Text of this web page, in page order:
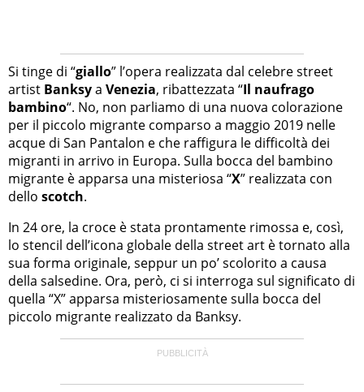
Si tinge di “giallo” l’opera realizzata dal celebre street
artist Banksya Venezia, ribattezzata “Il naufrago
bambino“. No, non parliamo di una nuova colorazione
per il piccolo migrante comparso a maggio 2019 nelle
acque di San Pantalon e che raffigura le difficoltà dei
migranti in arrivo in Europa. Sulla bocca del bambino
migrante è apparsa una misteriosa “X” realizzata con
dello scotch.
In 24 ore, la croce è stata prontamente rimossa e, così,
lo stencil dell’icona globale della street art è tornato alla
sua forma originale, seppur un po’ scolorito a causa
della salsedine. Ora, però, ci si interroga sul significato di
quella “X” apparsa misteriosamente sulla bocca del
piccolo migrante realizzato da Banksy.